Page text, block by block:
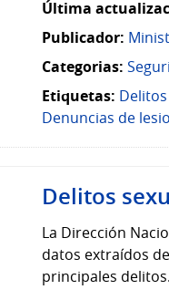
Última
Publicador:
Categorias:
Etiquetas:
Denuncias de
Delitos
La Dirección
datos extraídos
principales